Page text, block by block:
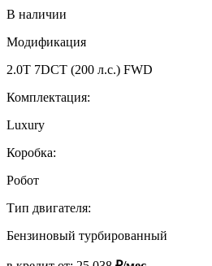
В наличии
Модификация
2.0T 7DCT (200 л.с.) FWD
Комплектация:
Luxury
Коробка:
Робот
Тип двигателя:
Бензиновый турбированный